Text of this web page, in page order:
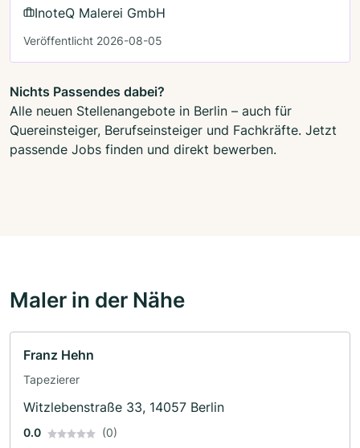
InoteQ Malerei GmbH
Veröffentlicht 2026-08-05
Nichts Passendes dabei?
Alle neuen Stellenangebote in Berlin – auch für
Quereinsteiger, Berufseinsteiger und Fachkräfte. Jetzt
passende Jobs finden und direkt bewerben.
Maler in der Nähe
Franz Hehn
Tapezierer
Witzlebenstraße 33, 14057 Berlin
0.0 (0)